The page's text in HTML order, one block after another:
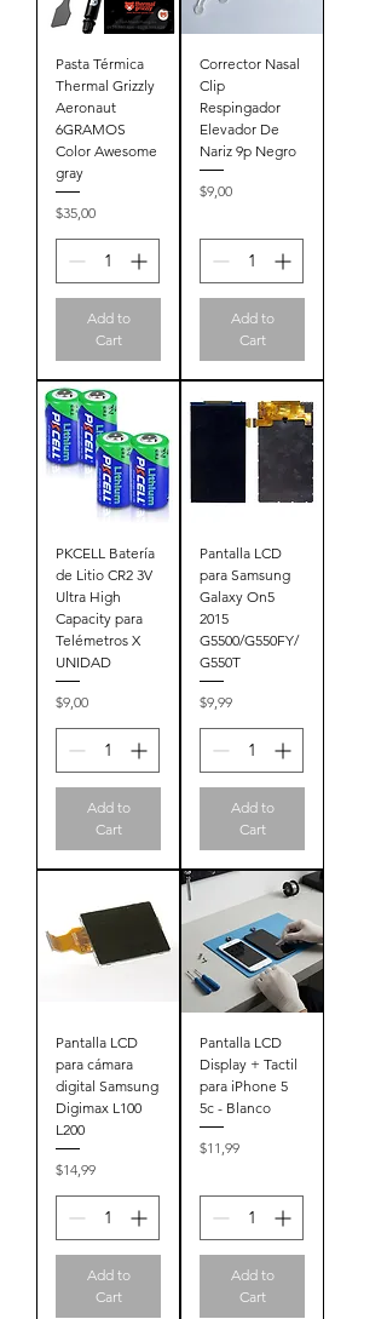
Pasta Térmica
Thermal Grizzly
Aeronaut
6GRAMOS
Color Awesome
gray
Price
$35,00
Add to
Cart
Corrector Nasal
Clip
Respingador
Elevador De
Nariz 9p Negro
Price
$9,00
Add to
Cart
PKCELL Batería
de Litio CR2 3V
Ultra High
Capacity para
Telémetros X
UNIDAD
Price
$9,00
Add to
Cart
Pantalla LCD
para Samsung
Galaxy On5
2015
G5500/G550FY/
G550T
Price
$9,99
Add to
Cart
Pantalla LCD
para cámara
digital Samsung
Digimax L100
L200
Price
$14,99
Add to
Cart
Pantalla LCD
Display + Tactil
para iPhone 5
5c - Blanco
Price
$11,99
Add to
Cart